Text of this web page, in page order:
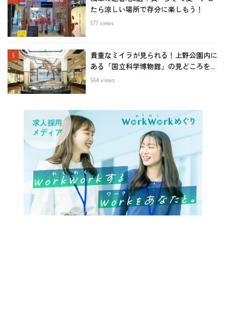
たら涼しい場所で存分に楽しもう！
577 views
貴重なミイラが見られる！上野公園内に
ある「国立科学博物館」の見どころを...
564 views